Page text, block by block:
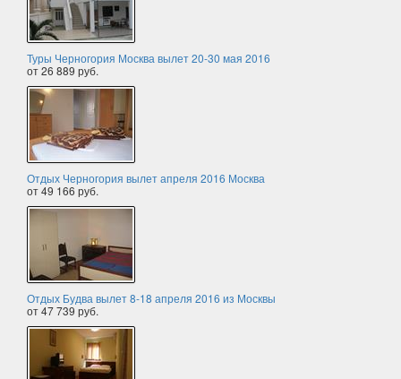
Туры Черногория Москва вылет 20-30 мая 2016
от 26 889 руб.
Отдых Черногория вылет апреля 2016 Москва
от 49 166 руб.
Отдых Будва вылет 8-18 апреля 2016 из Москвы
от 47 739 руб.